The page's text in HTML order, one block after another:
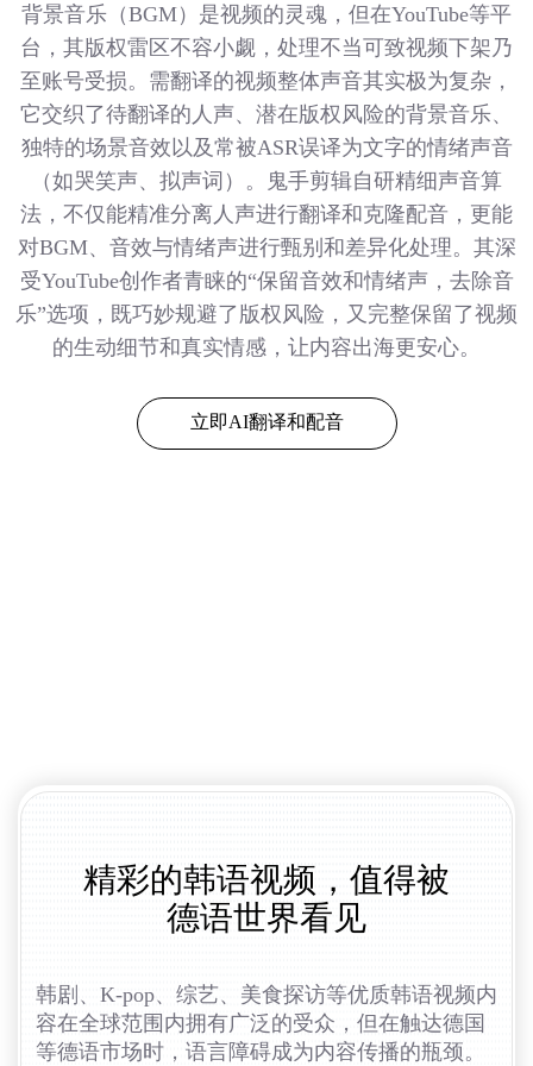
背景音乐（BGM）是视频的灵魂，但在YouTube等平
台，其版权雷区不容小觑，处理不当可致视频下架乃
至账号受损。需翻译的视频整体声音其实极为复杂，
它交织了待翻译的人声、潜在版权风险的背景音乐、
独特的场景音效以及常被ASR误译为文字的情绪声音
（如哭笑声、拟声词）。鬼手剪辑自研精细声音算
法，不仅能精准分离人声进行翻译和克隆配音，更能
对BGM、音效与情绪声进行甄别和差异化处理。其深
受YouTube创作者青睐的“保留音效和情绪声，去除音
乐”选项，既巧妙规避了版权风险，又完整保留了视频
的生动细节和真实情感，让内容出海更安心。
立即AI翻译和配音
精彩的韩语视频，值得被
德语世界看见
韩剧、K-pop、综艺、美食探访等优质韩语视频内
容在全球范围内拥有广泛的受众，但在触达德国
等德语市场时，语言障碍成为内容传播的瓶颈。